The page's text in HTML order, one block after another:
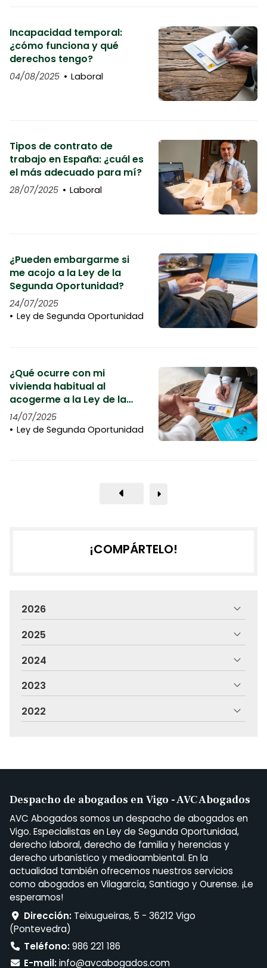
Incapacidad temporal:
¿cómo funciona y qué
derechos tengo?
04/08/2025 Laboral
Tipos de contrato de
trabajo en España: ¿cuál es
el más adecuado para mí?
28/07/2025 Laboral
¿Pueden embargarme si
me acojo a la Ley de la
Segunda Oportunidad?
24/07/2025
Ley de Segunda Oportunidad
¿Qué ocurre con mi
vivienda habitual al
acogerme a la Ley de la
Segunda Oportunidad?
14/07/2025
Ley de Segunda Oportunidad
¡COMPÁRTELO!
2026
2025
2024
2023
2022
Despacho de abogados en Vigo - AVC Abogados
AVC Abogados somos un despacho de abogados en
Vigo. Especialistas en Ley de Segunda Oportunidad,
derecho laboral, derecho de familia y herencias y
derecho urbanístico y medioambiental. En la
actualidad también ofrecemos nuestros servicios
como abogados en Vilagarcía, Santiago y Ourense. ¡Le
esperamos!
Dirección: Teixugueiras, 5 - 36212 Vigo
(Pontevedra)
Teléfono:986 221 186
E-mail:info@avcabogados.com